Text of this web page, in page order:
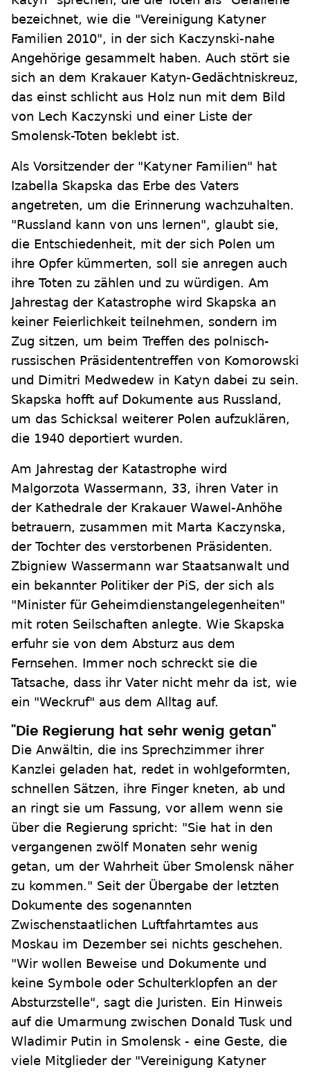
bezeichnet, wie die "Vereinigung Katyner
Familien 2010", in der sich Kaczynski-nahe
Angehörige gesammelt haben. Auch stört sie
sich an dem Krakauer Katyn-Gedächtniskreuz,
das einst schlicht aus Holz nun mit dem Bild
von Lech Kaczynski und einer Liste der
Smolensk-Toten beklebt ist.
Als Vorsitzender der "Katyner Familien" hat
Izabella Skapska das Erbe des Vaters
angetreten, um die Erinnerung wachzuhalten.
"Russland kann von uns lernen", glaubt sie,
die Entschiedenheit, mit der sich Polen um
ihre Opfer kümmerten, soll sie anregen auch
ihre Toten zu zählen und zu würdigen. Am
Jahrestag der Katastrophe wird Skapska an
keiner Feierlichkeit teilnehmen, sondern im
Zug sitzen, um beim Treffen des polnisch-
russischen Präsidententreffen von Komorowski
und Dimitri Medwedew in Katyn dabei zu sein.
Skapska hofft auf Dokumente aus Russland,
um das Schicksal weiterer Polen aufzuklären,
die 1940 deportiert wurden.
Am Jahrestag der Katastrophe wird
Malgorzota Wassermann, 33, ihren Vater in
der Kathedrale der Krakauer Wawel-Anhöhe
betrauern, zusammen mit Marta Kaczynska,
der Tochter des verstorbenen Präsidenten.
Zbigniew Wassermann war Staatsanwalt und
ein bekannter Politiker der PiS, der sich als
"Minister für Geheimdienstangelegenheiten"
mit roten Seilschaften anlegte. Wie Skapska
erfuhr sie von dem Absturz aus dem
Fernsehen. Immer noch schreckt sie die
Tatsache, dass ihr Vater nicht mehr da ist, wie
ein "Weckruf" aus dem Alltag auf.
"Die Regierung hat sehr wenig getan"
Die Anwältin, die ins Sprechzimmer ihrer
Kanzlei geladen hat, redet in wohlgeformten,
schnellen Sätzen, ihre Finger kneten, ab und
an ringt sie um Fassung, vor allem wenn sie
über die Regierung spricht: "Sie hat in den
vergangenen zwölf Monaten sehr wenig
getan, um der Wahrheit über Smolensk näher
zu kommen." Seit der Übergabe der letzten
Dokumente des sogenannten
Zwischenstaatlichen Luftfahrtamtes aus
Moskau im Dezember sei nichts geschehen.
"Wir wollen Beweise und Dokumente und
keine Symbole oder Schulterklopfen an der
Absturzstelle", sagt die Juristen. Ein Hinweis
auf die Umarmung zwischen Donald Tusk und
Wladimir Putin in Smolensk - eine Geste, die
viele Mitglieder der "Vereinigung Katyner